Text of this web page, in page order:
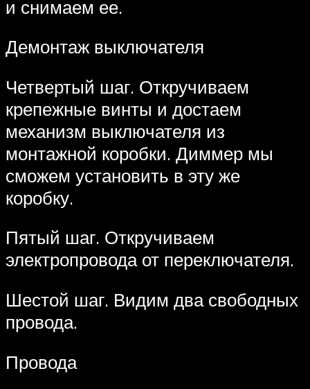
и снимаем ее.
Демонтаж выключателя
Четвертый шаг. Откручиваем
крепежные винты и достаем
механизм выключателя из
монтажной коробки. Диммер мы
сможем установить в эту же
коробку.
Пятый шаг. Откручиваем
электропровода от переключателя.
Шестой шаг. Видим два свободных
провода.
Провода